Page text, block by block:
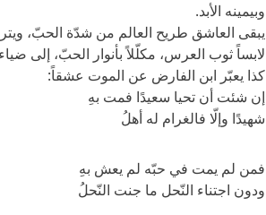
وبيمينه الأبد.
يبقى العاشق طريح العالم من شدّة الحبّ،
لابساً ثوب العرس، مكلّلاً بأنوار الحبّ، إلى
كذا يعبّر ابن الفارض عن الموت عشقاً:
إن شئت أن تحيا سعيدًا فمت بهِ
شهيدًا وإلّا فالغرام له أهلُ
فمن لم يمت في حبّه لم يعش بهِ
ودون اجتناء النّحل ما جنت النّحلُ